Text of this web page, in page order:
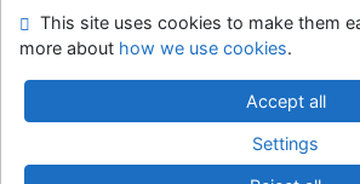
Feedback form
Cookie settings
Univerzitní knihovna - Univerzita
v.4.8.63a-
This site uses cookies to make them
more about how we use cookies.
Accept all
Settings